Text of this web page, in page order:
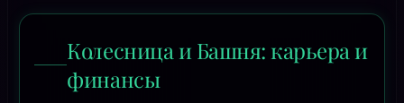
Колесница и Башня: карьера и
финансы